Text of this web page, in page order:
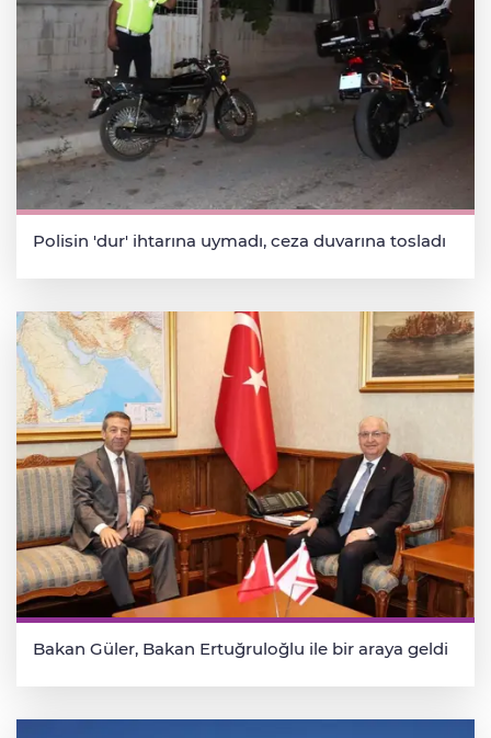
Polisin 'dur' ihtarına uymadı, ceza duvarına tosladı
Bakan Güler, Bakan Ertuğruloğlu ile bir araya geldi